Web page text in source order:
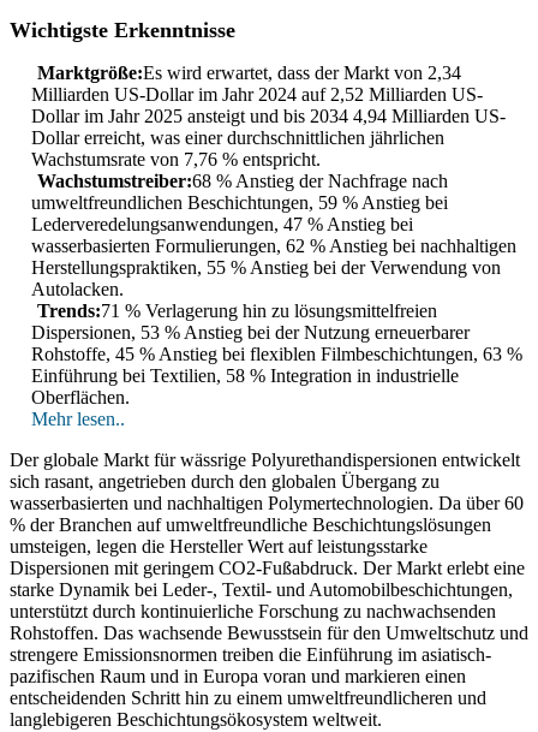
Wichtigste Erkenntnisse
Marktgröße:Es wird erwartet, dass der Markt von 2,34
Milliarden US-Dollar im Jahr 2024 auf 2,52 Milliarden US-
Dollar im Jahr 2025 ansteigt und bis 2034 4,94 Milliarden US-
Dollar erreicht, was einer durchschnittlichen jährlichen
Wachstumsrate von 7,76 % entspricht.
Wachstumstreiber:68 % Anstieg der Nachfrage nach
umweltfreundlichen Beschichtungen, 59 % Anstieg bei
Lederveredelungsanwendungen, 47 % Anstieg bei
wasserbasierten Formulierungen, 62 % Anstieg bei nachhaltigen
Herstellungspraktiken, 55 % Anstieg bei der Verwendung von
Autolacken.
Trends:71 % Verlagerung hin zu lösungsmittelfreien
Dispersionen, 53 % Anstieg bei der Nutzung erneuerbarer
Rohstoffe, 45 % Anstieg bei flexiblen Filmbeschichtungen, 63 %
Einführung bei Textilien, 58 % Integration in industrielle
Oberflächen.
Mehr lesen..
Der globale Markt für wässrige Polyurethandispersionen entwickelt
sich rasant, angetrieben durch den globalen Übergang zu
wasserbasierten und nachhaltigen Polymertechnologien. Da über 60
% der Branchen auf umweltfreundliche Beschichtungslösungen
umsteigen, legen die Hersteller Wert auf leistungsstarke
Dispersionen mit geringem CO2-Fußabdruck. Der Markt erlebt eine
starke Dynamik bei Leder-, Textil- und Automobilbeschichtungen,
unterstützt durch kontinuierliche Forschung zu nachwachsenden
Rohstoffen. Das wachsende Bewusstsein für den Umweltschutz und
strengere Emissionsnormen treiben die Einführung im asiatisch-
pazifischen Raum und in Europa voran und markieren einen
entscheidenden Schritt hin zu einem umweltfreundlicheren und
langlebigeren Beschichtungsökosystem weltweit.